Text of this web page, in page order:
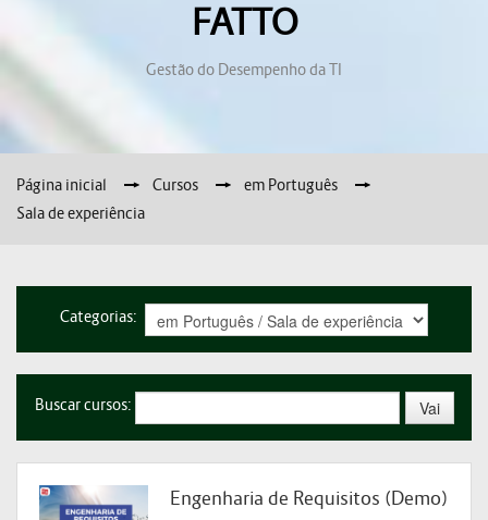
FATTO
Gestão do Desempenho da TI
Página inicial → Cursos → em Português
→
Sala de experiência
Categorias:
Buscar cursos:
Engenharia de Requisitos (Demo)